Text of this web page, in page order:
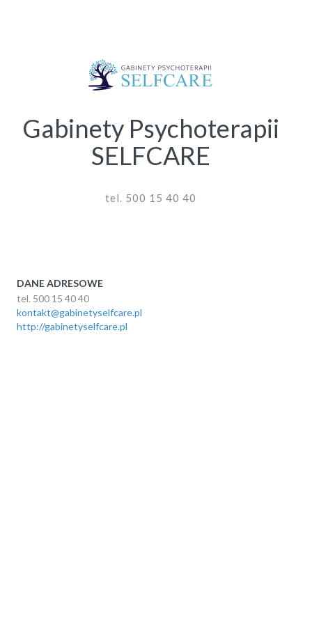
Gabinety Psychoterapii
SELFCARE
tel. 500 15 40 40
DANE ADRESOWE
tel. 500 15 40 40
kontakt@gabinetyselfcare.pl
http://gabinetyselfcare.pl